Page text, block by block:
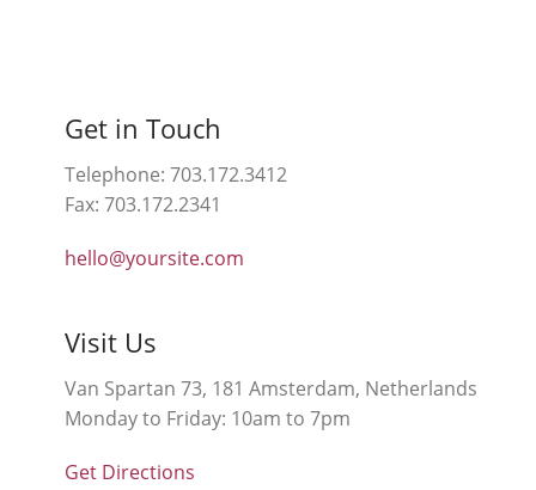
Get in Touch
Telephone: 703.172.3412
Fax: 703.172.2341
hello@yoursite.com
Visit Us
Van Spartan 73, 181 Amsterdam, Netherlands
Monday to Friday: 10am to 7pm
Get Directions